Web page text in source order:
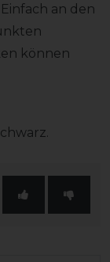
an den
können